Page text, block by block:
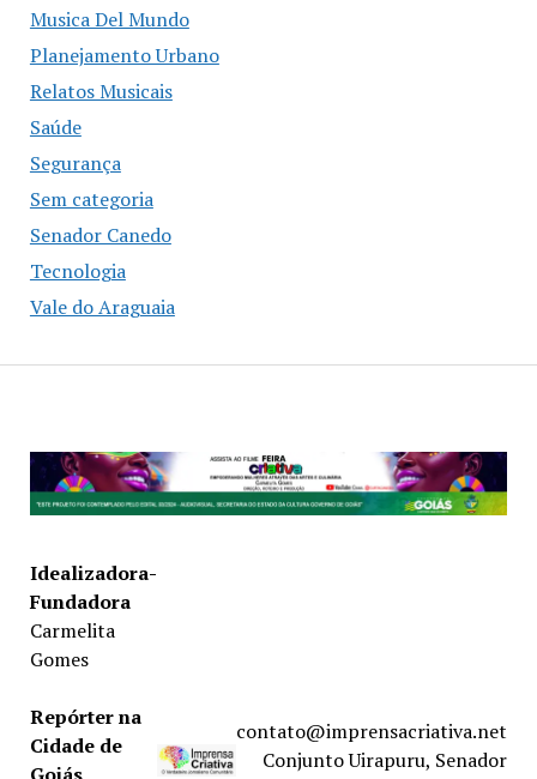
Musica Del Mundo
Planejamento Urbano
Relatos Musicais
Saúde
Segurança
Sem categoria
Senador Canedo
Tecnologia
Vale do Araguaia
Idealizadora-
Fundadora
Carmelita
Gomes
Repórter na
Cidade de
contato@imprensacriativa.net
Conjunto Uirapuru, Senador